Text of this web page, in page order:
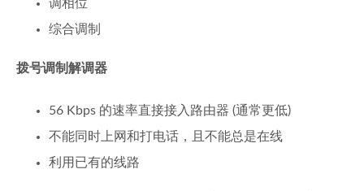
调相位
综合调制
拨号调制解调器
56 Kbps 的速率直接接入路由器 (通常更低)
不能同时上网和打电话，且不能总是在线
利用已有的线路